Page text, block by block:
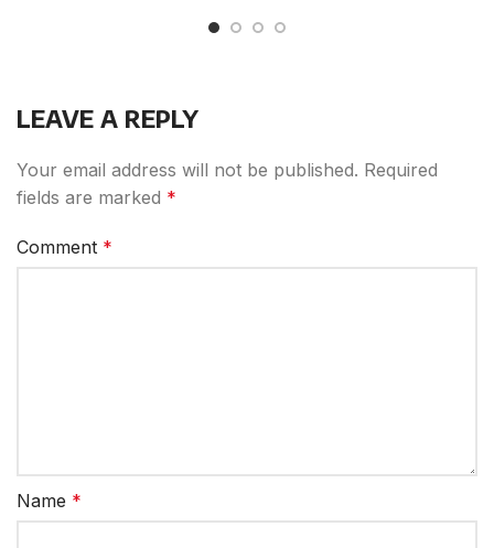
LEAVE A REPLY
Your email address will not be published. Required
fields are marked *
Comment *
Name *